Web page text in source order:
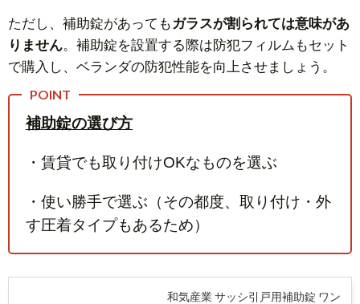
ただし、補助錠があっても ガラスが割られては意味があ
りません。補助錠を設置する際は防犯フィルムもセット
で購入し、ベランダの防犯性能を向上させましょう。
補助錠の選び方
・賃貸でも取り付けOKなものを選ぶ
・使い勝手で選ぶ（その都度、取り付け・外
す圧着タイプもあるため）
和気産業 サッシ引戸用補助錠 ワン